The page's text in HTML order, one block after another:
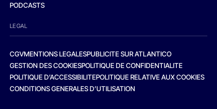
PODCASTS
LEGAL
CGVMENTIONS LEGALESPUBLICITE SUR ATLANTICO
GESTION DES COOKIESPOLITIQUE DE CONFIDENTIALITE
POLITIQUE D’ACCESSIBILITEPOLITIQUE RELATIVE AUX COOKIES
CONDITIONS GENERALES D’UTILISATION